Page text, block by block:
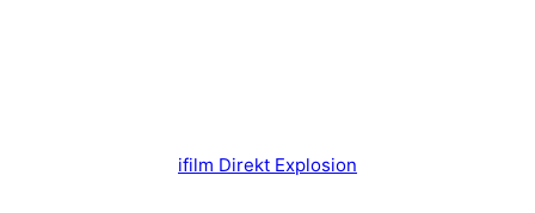
ifilm Direkt Explosion